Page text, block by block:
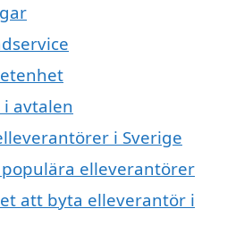
avtalen
i Sverige
elleverantörer
att byta elleverantör i